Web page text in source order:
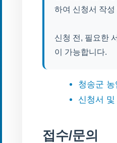
하여 신청서 작
신청 전, 필요한
이 가능합니다.
청송군
신청서
접수/문의